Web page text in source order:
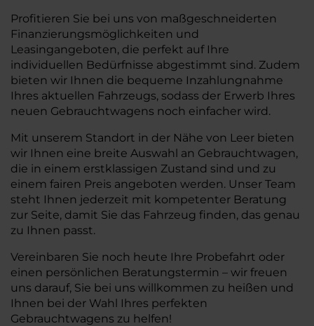
Profitieren Sie bei uns von maßgeschneiderten
Finanzierungsmöglichkeiten und
Leasingangeboten, die perfekt auf Ihre
individuellen Bedürfnisse abgestimmt sind. Zudem
bieten wir Ihnen die bequeme Inzahlungnahme
Ihres aktuellen Fahrzeugs, sodass der Erwerb Ihres
neuen Gebrauchtwagens noch einfacher wird.
Mit unserem Standort in der Nähe von Leer bieten
wir Ihnen eine breite Auswahl an Gebrauchtwagen,
die in einem erstklassigen Zustand sind und zu
einem fairen Preis angeboten werden. Unser Team
steht Ihnen jederzeit mit kompetenter Beratung
zur Seite, damit Sie das Fahrzeug finden, das genau
zu Ihnen passt.
Vereinbaren Sie noch heute Ihre Probefahrt oder
einen persönlichen Beratungstermin – wir freuen
uns darauf, Sie bei uns willkommen zu heißen und
Ihnen bei der Wahl Ihres perfekten
Gebrauchtwagens zu helfen!